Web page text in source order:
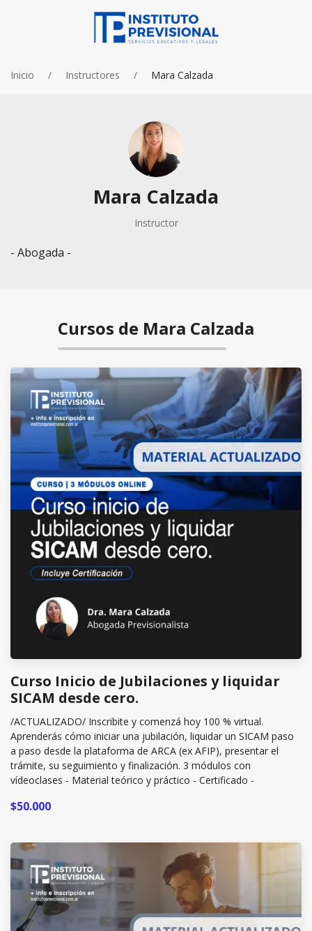
Inicio Instructores Mara Calzada
Mara Calzada
Instructor
- Abogada -
Cursos de Mara Calzada
Curso Inicio de Jubilaciones y liquidar
SICAM desde cero.
/ACTUALIZADO/ Inscribite y comenzá hoy 100 % virtual.
Aprenderás cómo iniciar una jubilación, liquidar un SICAM paso
a paso desde la plataforma de ARCA (ex AFIP), presentar el
trámite, su seguimiento y finalización. 3 módulos con
vídeoclases - Material teórico y práctico - Certificado -
$50.000